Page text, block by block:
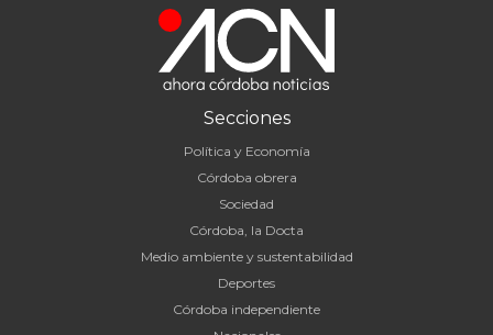
Secciones
Política y Economía
Córdoba obrera
Sociedad
Córdoba, la Docta
Medio ambiente y sustentabilidad
Deportes
Córdoba independiente